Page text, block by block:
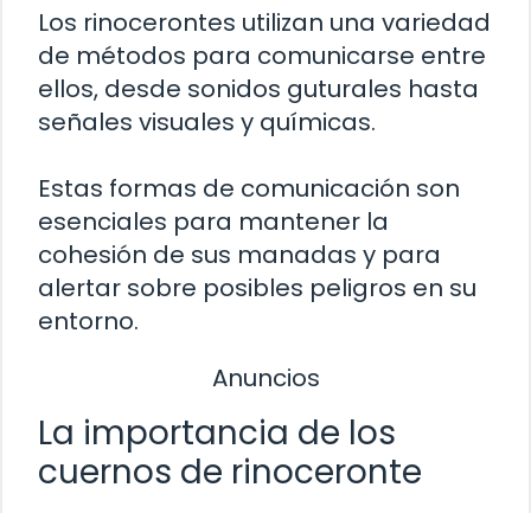
Los rinocerontes utilizan una variedad
de métodos para comunicarse entre
ellos, desde sonidos guturales hasta
señales visuales y químicas.
Estas formas de comunicación son
esenciales para mantener la
cohesión de sus manadas y para
alertar sobre posibles peligros en su
entorno.
Anuncios
La importancia de los
cuernos de rinoceronte